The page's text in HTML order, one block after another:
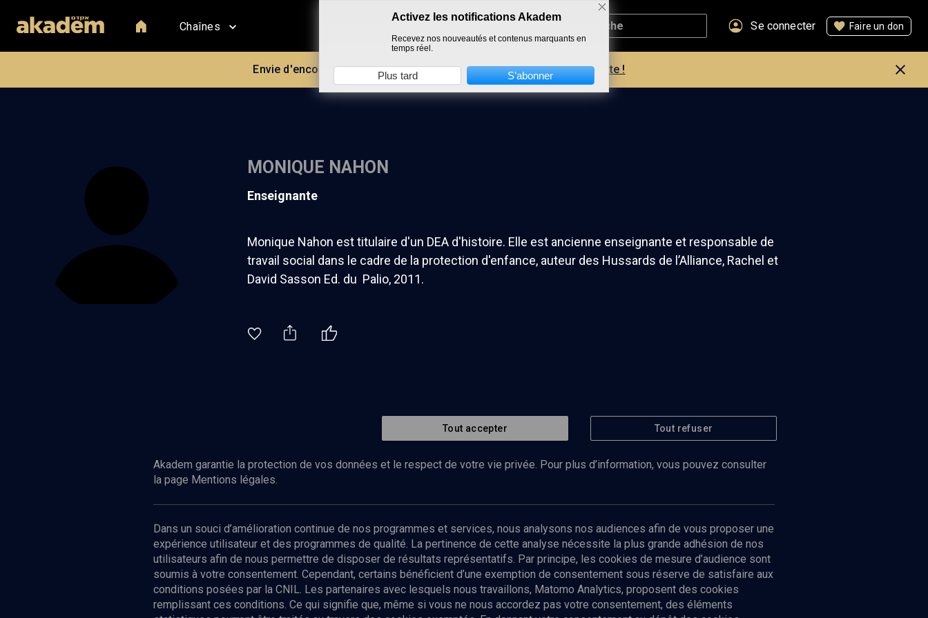
Chaînes Se connecter Faire un don
Envie d'encore plus d'AKADEM ? Découvrez les avantages d'un compte !
MONIQUE NAHON
enseignante
Monique Nahon est titulaire d'un DEA d'histoire. Elle est ancienne enseignante et responsable de
travail social dans le cadre de la protection d'enfance, auteur des Hussards de l’Alliance, Rachel et
David Sasson Ed. du Palio, 2011.
Abonnez-vous à notre newsletter
Envoyer
Tout accepter Tout refuser
Akadem garantie la protection de vos données et le respect de votre vie privée. Pour plus d’information, vous pouvez consulter
la page Mentions légales.
Dans un souci d’amélioration continue de nos programmes et services, nous analysons nos audiences afin de vous proposer une
expérience utilisateur et des programmes de qualité. La pertinence de cette analyse nécessite la plus grande adhésion de nos
utilisateurs afin de nous permettre de disposer de résultats représentatifs. Par principe, les cookies de mesure d’audience sont
soumis à votre consentement. Cependant, certains bénéficient d’une exemption de consentement sous réserve de satisfaire aux
conditions posées par la CNIL. Les partenaires avec lesquels nous travaillons, Matomo Analytics, proposent des cookies
remplissant ces conditions. Ce qui signifie que, même si vous ne nous accordez pas votre consentement, des éléments
Activez les notifications Akadem
Recevez nos nouveautés et contenus marquants en
temps réel.
Plus tard S’abonner